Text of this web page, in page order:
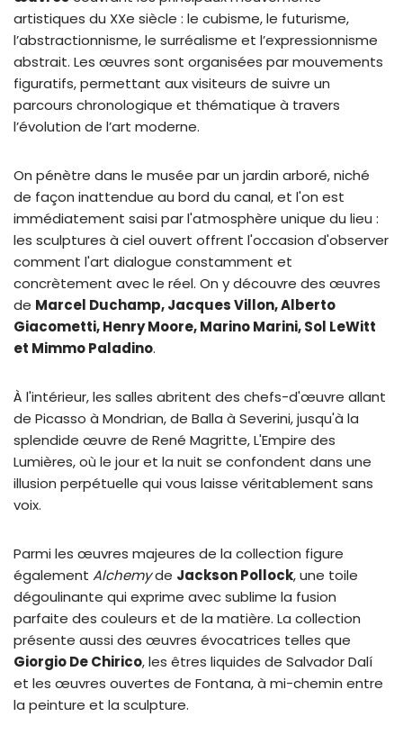
artistiques du XXe siècle : le cubisme, le futurisme,
l’abstractionnisme, le surréalisme et l’expressionnisme
abstrait. Les œuvres sont organisées par mouvements
figuratifs, permettant aux visiteurs de suivre un
parcours chronologique et thématique à travers
l’évolution de l’art moderne.
On pénètre dans le musée par un jardin arboré, niché
de façon inattendue au bord du canal, et l'on est
immédiatement saisi par l'atmosphère unique du lieu :
les sculptures à ciel ouvert offrent l'occasion d'observer
comment l'art dialogue constamment et
concrètement avec le réel. On y découvre des œuvres
de Marcel Duchamp, Jacques Villon, Alberto
Giacometti, Henry Moore, Marino Marini, Sol LeWitt
et Mimmo Paladino.
À l'intérieur, les salles abritent des chefs-d'œuvre allant
de Picasso à Mondrian, de Balla à Severini, jusqu'à la
splendide œuvre de René Magritte, L'Empire des
Lumières, où le jour et la nuit se confondent dans une
illusion perpétuelle qui vous laisse véritablement sans
voix.
Parmi les œuvres majeures de la collection figure
également Alchemyde Jackson Pollock, une toile
dégoulinante qui exprime avec sublime la fusion
parfaite des couleurs et de la matière. La collection
présente aussi des œuvres évocatrices telles que
Giorgio De Chirico, les êtres liquides de Salvador Dalí
et les œuvres ouvertes de Fontana, à mi-chemin entre
la peinture et la sculpture.